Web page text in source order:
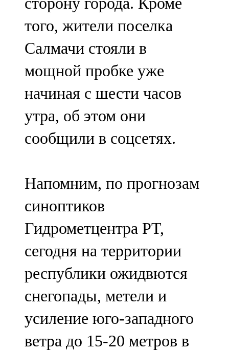
того, жители поселка
Салмачи стояли в
мощной пробке уже
начиная с шести часов
утра, об этом они
сообщили в соцсетях.
Напомним, по прогнозам
синоптиков
Гидрометцентра РТ,
сегодня на территории
республики ожидвются
снегопады, метели и
усиление юго-западного
ветра до 15-20 метров в